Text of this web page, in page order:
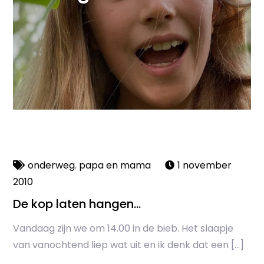
onderweg, papa en mama
1 november
2010
De kop laten hangen…
Vandaag zijn we om 14.00 in de bieb. Het slaapje
van vanochtend liep wat uit en ik denk dat een […]